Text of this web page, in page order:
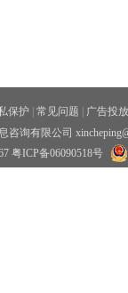
保护 常见问题
广告投放
咨询有限公司
粤ICP备06090518号